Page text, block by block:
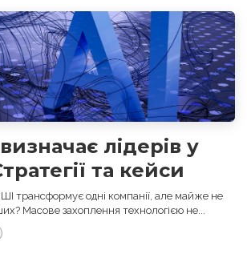
лідерів у
та кейси
трансформує одні компанії, але майже не
Масове захоплення технологією не...